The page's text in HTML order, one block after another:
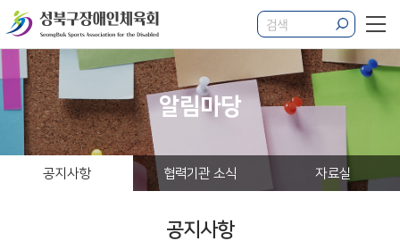
알림마당
공지사항 협력기관 소식 자료실
공지사항